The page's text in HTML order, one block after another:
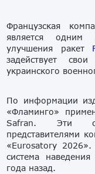
Французская
является одним
улучшения ракет
задействует
украинского
По информации
«Фламинго»
Safran. Эти
представителями
«Eurosatory 2026».
система
года назад.